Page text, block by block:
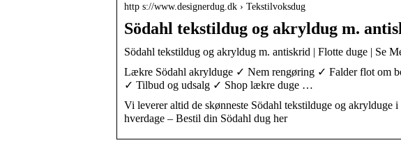
http s://www.designerdug.dk › Tekstilvoksdug
Södahl tekstildug og akryldug m.
Södahl tekstildug og akryldug m. antiskrid | Flotte duge | Se
Lækre Södahl akrylduge ✓ Nem rengøring ✓ Falder flot om
✓ Tilbud og udsalg ✓ Shop lækre duge …
Vi leverer altid de skønneste Södahl tekstilduge og
hverdage – Bestil din Södahl dug her